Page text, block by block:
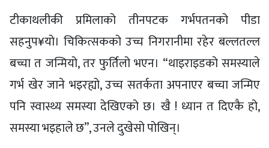
टीकाथलीकी प्रमिलाको तीनपटक गर्भपतनको पीडा
सहनुप¥यो। चिकित्सकको उच्च निगरानीमा रहेर बल्लतल्ल
बच्चा त जन्मियो, तर फुर्तिलो भएन। “थाइराइडको समस्याले
गर्भ खेर जाने भइरह्यो, उच्च सतर्कता अपनाएर बच्चा जन्मिए
पनि स्वास्थ्य समस्या देखिएको छ। खै ! ध्यान त दिएकै हो,
समस्या भइहाले छ”, उनले दुखेसो पोखिन्।